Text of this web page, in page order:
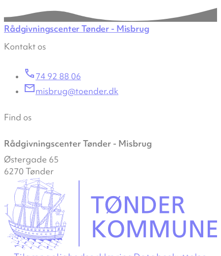
Rådgivningscenter Tønder - Misbrug
Kontakt os
74 92 88 06
misbrug@toender.dk
Find os
Rådgivningscenter Tønder - Misbrug
Østergade 65
6270 Tønder